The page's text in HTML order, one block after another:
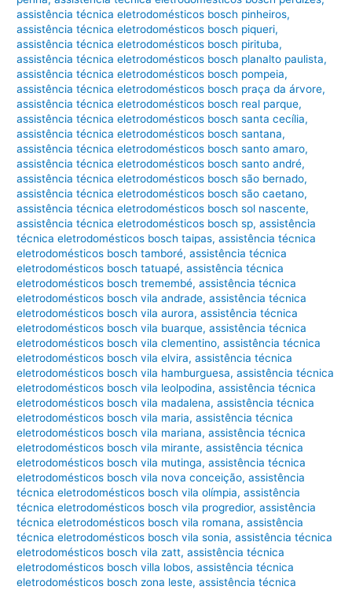
assistência técnica eletrodomésticos bosch pinheiros,
assistência técnica eletrodomésticos bosch piqueri,
assistência técnica eletrodomésticos bosch pirituba,
assistência técnica eletrodomésticos bosch planalto paulista,
assistência técnica eletrodomésticos bosch pompeia,
assistência técnica eletrodomésticos bosch praça da árvore,
assistência técnica eletrodomésticos bosch real parque,
assistência técnica eletrodomésticos bosch santa cecília,
assistência técnica eletrodomésticos bosch santana,
assistência técnica eletrodomésticos bosch santo amaro,
assistência técnica eletrodomésticos bosch santo andré,
assistência técnica eletrodomésticos bosch são bernado,
assistência técnica eletrodomésticos bosch são caetano,
assistência técnica eletrodomésticos bosch sol nascente,
assistência técnica eletrodomésticos bosch sp,assistência
técnica eletrodomésticos bosch taipas,assistência técnica
eletrodomésticos bosch tamboré,assistência técnica
eletrodomésticos bosch tatuapé,assistência técnica
eletrodomésticos bosch tremembé,assistência técnica
eletrodomésticos bosch vila andrade,assistência técnica
eletrodomésticos bosch vila aurora,assistência técnica
eletrodomésticos bosch vila buarque,assistência técnica
eletrodomésticos bosch vila clementino,assistência técnica
eletrodomésticos bosch vila elvira,assistência técnica
eletrodomésticos bosch vila hamburguesa,assistência técnica
eletrodomésticos bosch vila leolpodina,assistência técnica
eletrodomésticos bosch vila madalena,assistência técnica
eletrodomésticos bosch vila maria,assistência técnica
eletrodomésticos bosch vila mariana,assistência técnica
eletrodomésticos bosch vila mirante,assistência técnica
eletrodomésticos bosch vila mutinga,assistência técnica
eletrodomésticos bosch vila nova conceição,assistência
técnica eletrodomésticos bosch vila olímpia,assistência
técnica eletrodomésticos bosch vila progredior,assistência
técnica eletrodomésticos bosch vila romana,assistência
técnica eletrodomésticos bosch vila sonia,assistência técnica
eletrodomésticos bosch vila zatt,assistência técnica
eletrodomésticos bosch villa lobos,assistência técnica
eletrodomésticos bosch zona leste,assistência técnica